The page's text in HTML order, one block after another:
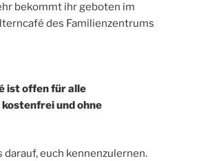
bekommt ihr geboten im
des Familienzentrums
ist offen für alle
und ohne
euch kennenzulernen.